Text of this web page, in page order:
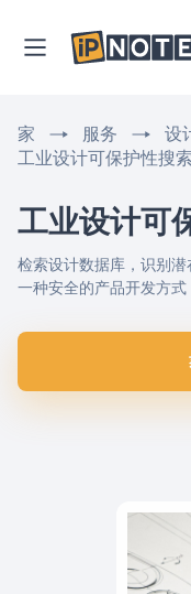
家 服务
设
工业设计可保护性搜索
工业设计可
检索设计数据库，识别
一种安全的产品开发方